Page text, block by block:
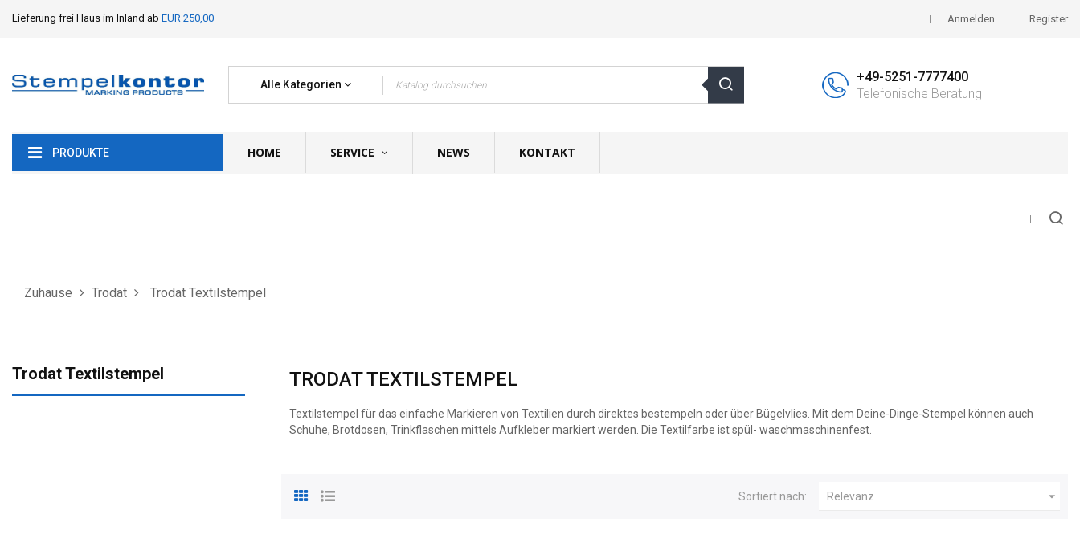
Lieferung frei Haus im Inland ab EUR 250,00 Anmelden Register
Alle Kategorien
+49-5251-7777400
Telefonische Beratung
PRODUKTE HOME SERVICE NEWS KONTAKT
Zuhause Trodat Trodat Textilstempel
Trodat Textilstempel TRODAT TEXTILSTEMPEL
Textilstempel für das einfache Markieren von Textilien durch direktes bestempeln oder über Bügelvlies. Mit dem Deine-Dinge-Stempel können auch
Schuhe, Brotdosen, Trinkflaschen mittels Aufkleber markiert werden. Die Textilfarbe ist spül- waschmaschinenfest.
Sortiert nach: Relevanz 